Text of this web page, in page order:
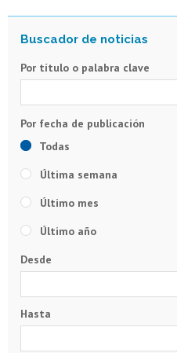
Por título o palabra clave
Todas
Última semana
Último mes
Último año
Desde
Hasta